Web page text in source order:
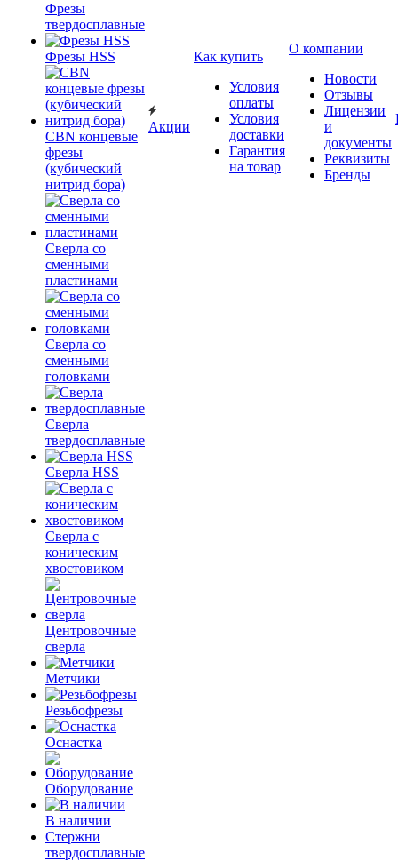
Фрезы
твердосплавные
Фрезы HSS
CBN концевые
фрезы
(кубический
нитрид бора)
Сверла со
сменными
пластинами
Сверла со
сменными
головками
Сверла
твердосплавные
Сверла HSS
Сверла с
коническим
хвостовиком
Центровочные
сверла
Метчики
Резьбофрезы
Оснастка
Оборудование
В наличии
Стержни
твердосплавные
Акции
Как купить
Условия
оплаты
Условия
доставки
Гарантия
на товар
О компании
Новости
Отзывы
Лицензии
и
документы
Реквизиты
Бренды